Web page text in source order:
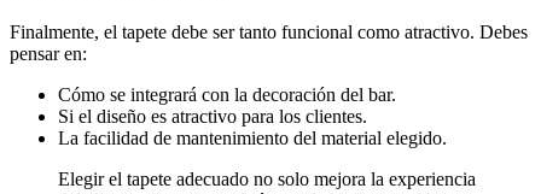
Finalmente, el tapete debe ser tanto funcional como atractivo. Debes
pensar en:
Cómo se integrará con la decoración del bar.
Si el diseño es atractivo para los clientes.
La facilidad de mantenimiento del material elegido.
Elegir el tapete adecuado no solo mejora la experiencia